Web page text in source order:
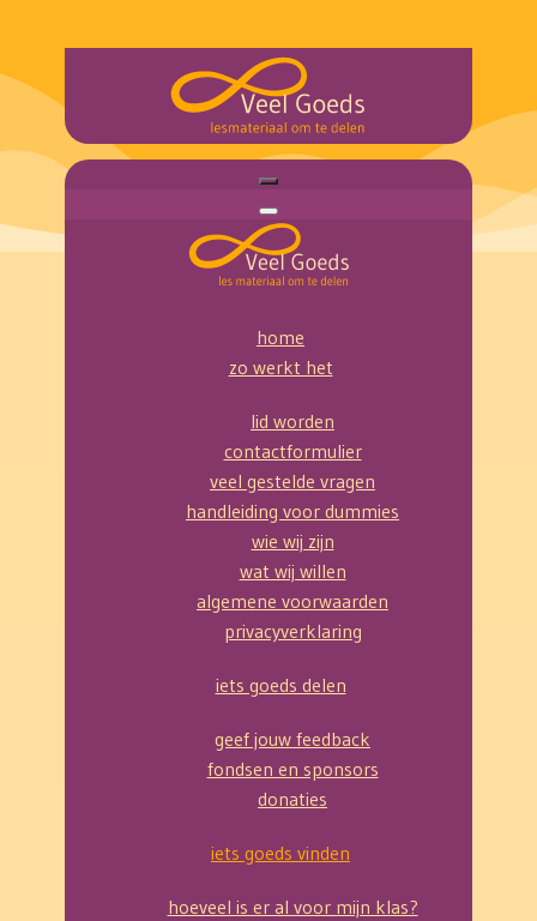
home
zo werkt het
lid worden
contactformulier
veel gestelde vragen
handleiding voor dummies
wie wij zijn
wat wij willen
algemene voorwaarden
privacyverklaring
iets goeds delen
geef jouw feedback
fondsen en sponsors
donaties
iets goeds vinden
hoeveel is er al voor mijn klas?